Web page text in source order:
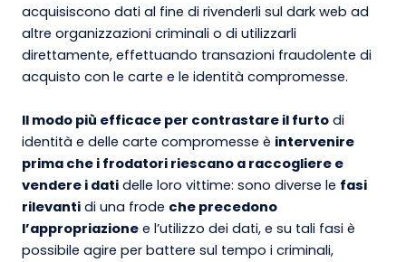
acquisiscono dati al fine di rivenderli sul dark web ad
altre organizzazioni criminali o di utilizzarli
direttamente, effettuando transazioni fraudolente di
acquisto con le carte e le identità compromesse.
Il modo più efficace per contrastare il furto di
identità e delle carte compromesse è intervenire
prima che i frodatori riescano a raccogliere e
vendere i dati delle loro vittime: sono diverse le fasi
rilevanti di una frode che precedono
l’appropriazione e l’utilizzo dei dati, e su tali fasi è
possibile agire per battere sul tempo i criminali,